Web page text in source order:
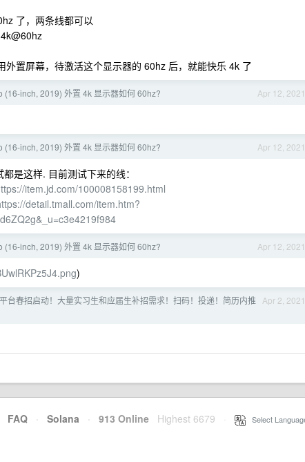
了，两条线都可以
置屏幕，待激活这个显示器的 60hz 后，就能快乐 4k 了
Apr 12, 2021
(16-inch, 2019) 外置 4k 显示器如何 60hz?
Apr 12, 2021
(16-inch, 2019) 外置 4k 显示器如何 60hz?
是这样. 目前测试下来的线：
item.jd.com/100008158199.html
detail.tmall.com/item.htm?
Apr 12, 2021
(16-inch, 2019) 外置 4k 显示器如何 60hz?
)
Apr 2, 2021
台春招启动！大量实习生和应届生补招需求！扫码！投递！简历内推
FAQ · Solana · 913 Online Highest 6679 Select